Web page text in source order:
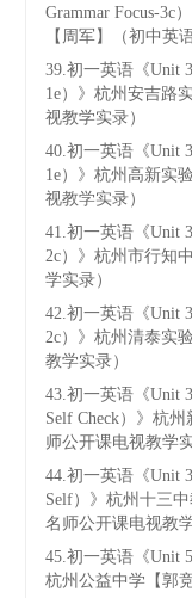
Grammar Focus-3c
【周军】（初中英
39.初一英语《Unit
1e）》杭州安吉路
视教学实录）
40.初一英语《Unit
1e）》杭州高新实
视教学实录）
41.初一英语《Unit
2c）》杭州市行知
学实录）
42.初一英语《Unit
2c）》杭州清泰实
教学实录）
43.初一英语《Unit
Self Check）》杭
师公开课电视教学
44.初一英语《Unit
Self）》杭州十三
名师公开课电视教
45.初一英语《Unit 5
杭州公益中学【郭